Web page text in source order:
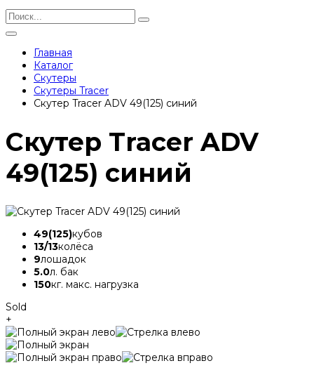
Главная
Каталог
Скутеры
Скутеры Tracer
Скутер Tracer ADV 49(125) синий
Скутер Tracer ADV
49(125) синий
49(125)кубов
13/13колёса
9лошадок
5.0л. бак
150кг. макс. нагрузка
Sold
+